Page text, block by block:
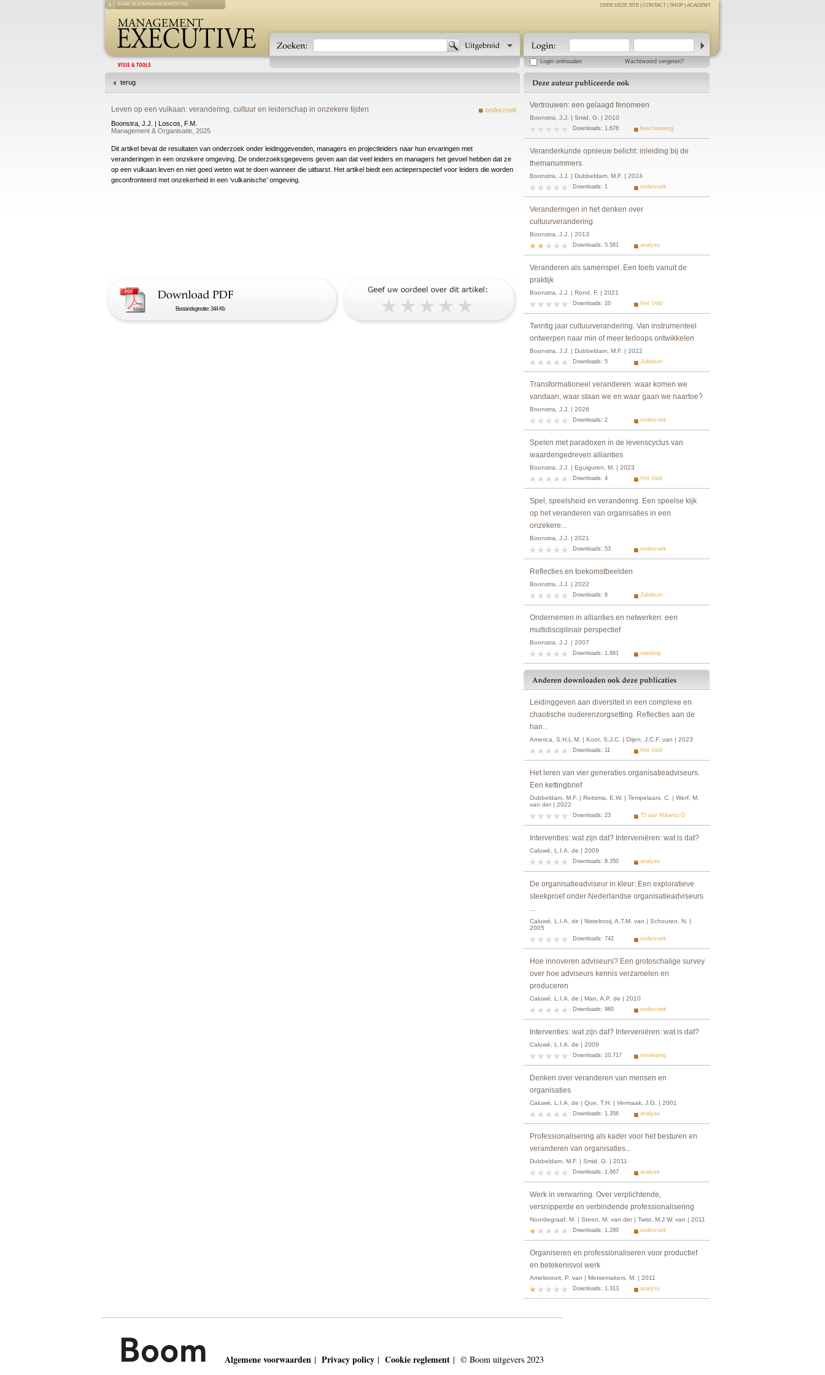
NAAR BOOMMANAGEMENT.NL OVER DEZE SITE CONTACT SHOP ACADEMY
Login onthouden Wachtwoord vergeten?
terug
onderzoek
Leven op een vulkaan: verandering, cultuur en leiderschap in onzekere tijden
Boonstra, J.J. | Loscos, F.M.
Management & Organisatie, 2025
Dit artikel bevat de resultaten van onderzoek onder leidinggevenden, managers en projectleiders naar hun ervaringen met
veranderingen in een onzekere omgeving. De onderzoeksgegevens geven aan dat veel leiders en managers het gevoel hebben dat ze
op een vulkaan leven en niet goed weten wat te doen wanneer die uitbarst. Het artikel biedt een actieperspectief voor leiders die worden
geconfronteerd met onzekerheid in een ‘vulkanische’ omgeving.
Bestandsgrootte: 344 Kb
Vertrouwen: een gelaagd fenomeen
Boonstra, J.J. | Smid, G. | 2010
Downloads: 1.676 beschouwing
Veranderkunde opnieuw belicht: inleiding bij de
themanummers
Boonstra, J.J. | Dubbeldam, M.F. | 2024
Downloads: 1 onderzoek
Veranderingen in het denken over
cultuurverandering
Boonstra, J.J. | 2013
Downloads: 5.581 analyse
Veranderen als samenspel. Een toets vanuit de
praktijk
Boonstra, J.J. | Rond, F. | 2021
Downloads: 10 Het Veld
Twintig jaar cultuurverandering. Van instrumenteel
ontwerpen naar min of meer terloops ontwikkelen
Boonstra, J.J. | Dubbeldam, M.F. | 2022
Downloads: 5 Jubileum
Transformationeel veranderen: waar komen we
vandaan, waar staan we en waar gaan we naartoe?
Boonstra, J.J. | 2026
Downloads: 2 onderzoek
Spelen met paradoxen in de levenscyclus van
waardengedreven allianties
Boonstra, J.J. | Eguiguren, M. | 2023
Downloads: 4 Het Veld
Spel, speelsheid en verandering. Een speelse kijk
op het veranderen van organisaties in een
onzekere...
Boonstra, J.J. | 2021
Downloads: 53 onderzoek
Reflecties en toekomstbeelden
Boonstra, J.J. | 2022
Downloads: 6 Jubileum
Ondernemen in allianties en netwerken: een
multidisciplinair perspectief
Boonstra, J.J. | 2007
Downloads: 1.881 inleiding
Leidinggeven aan diversiteit in een complexe en
chaotische ouderenzorgsetting. Reflecties aan de
han...
America, S.H.L.M. | Koot, S.J.C. | Oijen, J.C.F. van | 2023
Downloads: 11 Het Veld
Het leren van vier generaties organisatieadviseurs.
Een kettingbrief
Dubbeldam, M.F. | Reitsma, E.W. | Tempelaars, C. | Werf, M.
van der | 2022
Downloads: 23 75 jaar M&amp;O
Interventies: wat zijn dat? Interveniëren: wat is dat?
Caluwé, L.I.A. de | 2009
Downloads: 8.350 analyse
De organisatieadviseur in kleur: Een exploratieve
steekproef onder Nederlandse organisatieadviseurs
...
Caluwé, L.I.A. de | Nistelrooij, A.T.M. van | Schouten, N. |
2005
Downloads: 742 onderzoek
Hoe innoveren adviseurs? Een grotoschalige survey
over hoe adviseurs kennis verzamelen en
produceren
Caluwé, L.I.A. de | Man, A.P. de | 2010
Downloads: 980 onderzoek
Interventies: wat zijn dat? Interveniëren: wat is dat?
Caluwé, L.I.A. de | 2009
Downloads: 10.717 verdieping
Denken over veranderen van mensen en
organisaties
Caluwé, L.I.A. de | Que, T.H. | Vermaak, J.G. | 2001
Downloads: 1.356 analyse
Professionalisering als kader voor het besturen en
veranderen van organisaties...
Dubbeldam, M.F. | Smid, G. | 2011
Downloads: 1.667 analyse
Werk in verwarring. Over verplichtende,
versnipperde en verbindende professionalisering
Noordegraaf, M. | Steen, M. van der | Twist, M.J.W. van | 2011
Downloads: 1.280 onderzoek
Organiseren en professionaliseren voor productief
en betekenisvol werk
Amelsvoort, P. van | Metsemakers, M. | 2011
Downloads: 1.313 analyse
Algemene voorwaarden | Privacy policy | Cookie reglement | © Boom uitgevers 2023